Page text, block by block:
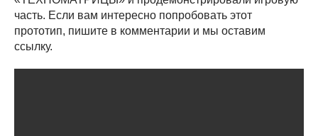
часть. Если вам интересно попробовать этот
прототип, пишите в комментарии и мы оставим
ссылку.